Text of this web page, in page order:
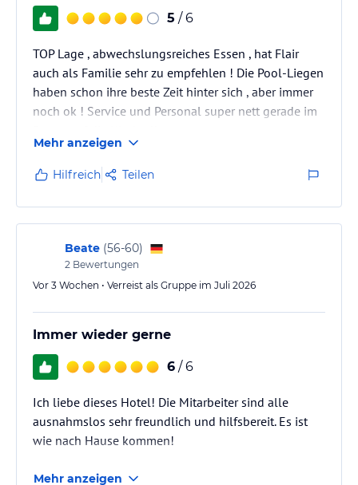
5 / 6
TOP Lage , abwechslungsreiches Essen , hat Flair
auch als Familie sehr zu empfehlen ! Die Pool-Liegen
haben schon ihre beste Zeit hinter sich , aber immer
noch ok ! Service und Personal super nett gerade im
Mehr anzeigen
Hilfreich Teilen
Beate (56-60)
2 Bewertungen
Vor 3 Wochen • Verreist als Gruppe im Juli 2026
Immer wieder gerne
6 / 6
Ich liebe dieses Hotel! Die Mitarbeiter sind alle
ausnahmslos sehr freundlich und hilfsbereit. Es ist
wie nach Hause kommen!
Mehr anzeigen